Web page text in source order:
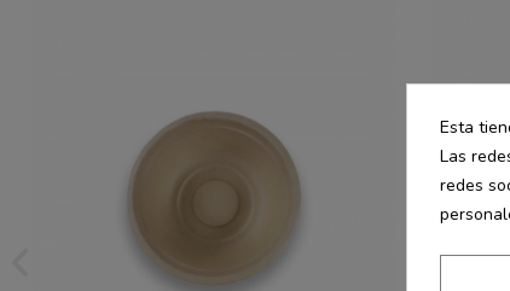
Esta
Las
redes